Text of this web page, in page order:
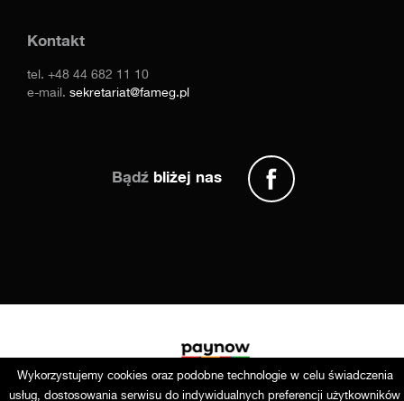
Kontakt
tel. +48 44 682 11 10
e-mail. sekretariat@fameg.pl
Bądź bliżej nas
Wykorzystujemy cookies oraz podobne technologie w celu świadczenia
usług, dostosowania serwisu do indywidualnych preferencji użytkowników